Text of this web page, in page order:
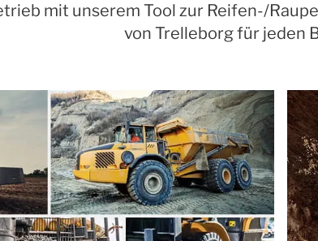
mit unserem Tool zur Reifen-/
von Trelleborg für jeden